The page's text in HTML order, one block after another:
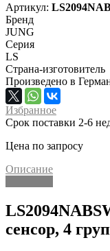
Артикул:
Бренд
JUNG
Серия
LS
Страна-изготовитель
Произведено в
Избранное
Срок поставки 2-6
Цена по запросу
Описание
сенсор, 4